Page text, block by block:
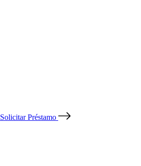
Solicitar Préstamo